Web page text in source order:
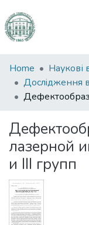
Communities
&
Collections
Statistics
Home
лазерной
и IIІ групп